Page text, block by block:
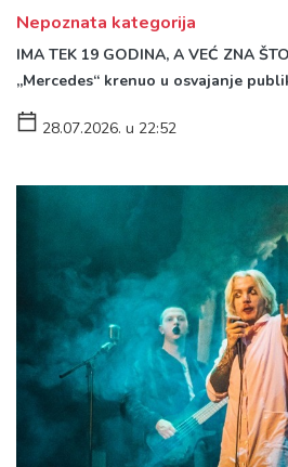
Nepoznata kategorija
IMA TEK 19 GODINA, A VEĆ ZNA
„Mercedes“ krenuo u osvajanje
28.07.2026. u 22:52